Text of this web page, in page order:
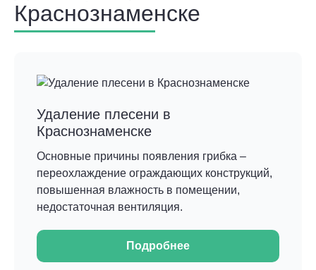
Краснознаменске
Удаление плесени в
Краснознаменске
Основные причины появления грибка –
переохлаждение ограждающих конструкций,
повышенная влажность в помещении,
недостаточная вентиляция.
Подробнее